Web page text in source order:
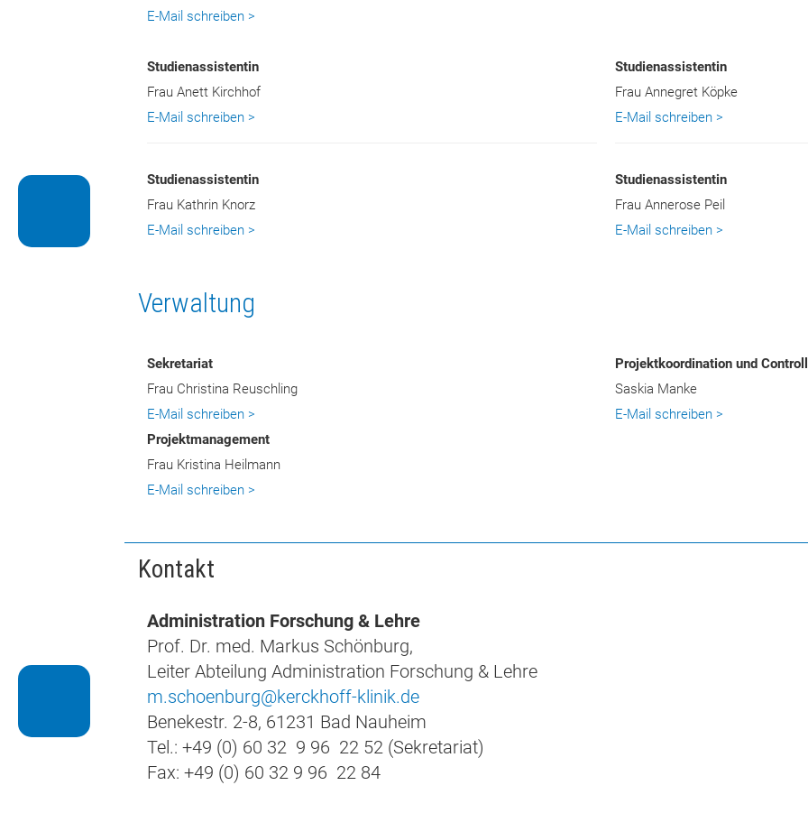
Fachüber-
greifende
Abteilungen
E-Mail schreiben >
Studienassistentin
Frau Anett Kirchhof
E-Mail schreiben >
Studienassistentin
Frau Kathrin Knorz
E-Mail schreiben >
Studienassistentin
Frau Annegret Köpke
E-Mail schreiben >
Studienassistentin
Frau Annerose Peil
E-Mail schreiben >
Verwaltung
Sekretariat
Frau Christina Reuschling
E-Mail schreiben >
Projektkoordination und
Saskia Manke
E-Mail schreiben >
Projektmanagement
Frau Kristina Heilmann
E-Mail schreiben >
Kontakt
Administration Forschung & Lehre
Prof. Dr. med. Markus Schönburg,
Leiter Abteilung Administration Forschung & Lehre
m.schoenburg@kerckhoff-klinik.de
Benekestr. 2-8, 61231 Bad Nauheim
Tel.: +49 (0) 60 32 9 96 22 52 (Sekretariat)
Fax: +49 (0) 60 32 9 96 22 84